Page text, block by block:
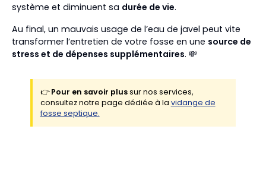
système et diminuent sa durée de vie.
Au final, un mauvais usage de l’eau de javel peut vite
transformer l’entretien de votre fosse en une source de
stress et de dépenses supplémentaires. 💸
👉Pour en savoir plussur nos services,
consultez notre page dédiée à la vidange de
fosse septique.